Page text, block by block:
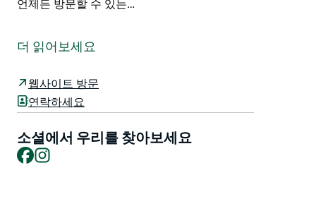
언제든 방문할 수 있는…
관광 명소로 지역 역사 독특한 인물 그리고 흥미진진한 이
만 아니라 저비스 베이 지역의 역사와 유산과 관련된 다양
한 항해 장비 모형 사진 그림 드로잉 그리고 여러 유물들
박물관에는 예술 공예 그리고 유산 관련 전시회가 주기적
더 읽어보세요
웹사이트 방문
연락하세요
소셜에서 우리를 찾아보세요
Facebook